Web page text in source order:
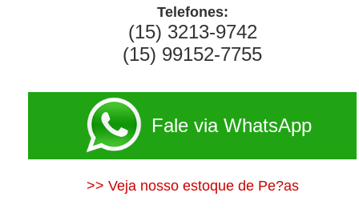
Telefones:
(15) 3213-9742
(15) 99152-7755
Fale via WhatsApp
>> Veja nosso estoque de Pe?as